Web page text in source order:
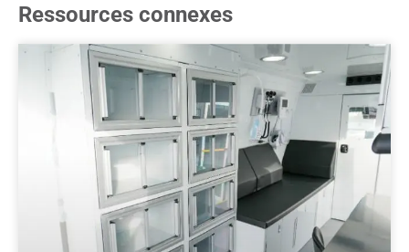
Ressources connexes